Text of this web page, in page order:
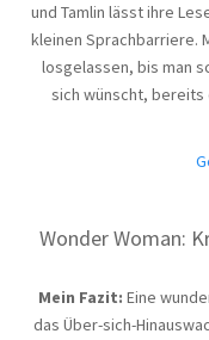
und Tamlin lässt ihre
kleinen Sprachbarriere.
losgelassen, bis man
sich wünscht, bereits
Wonder Woman:
Mein Fazit: Eine
das Über-sich-